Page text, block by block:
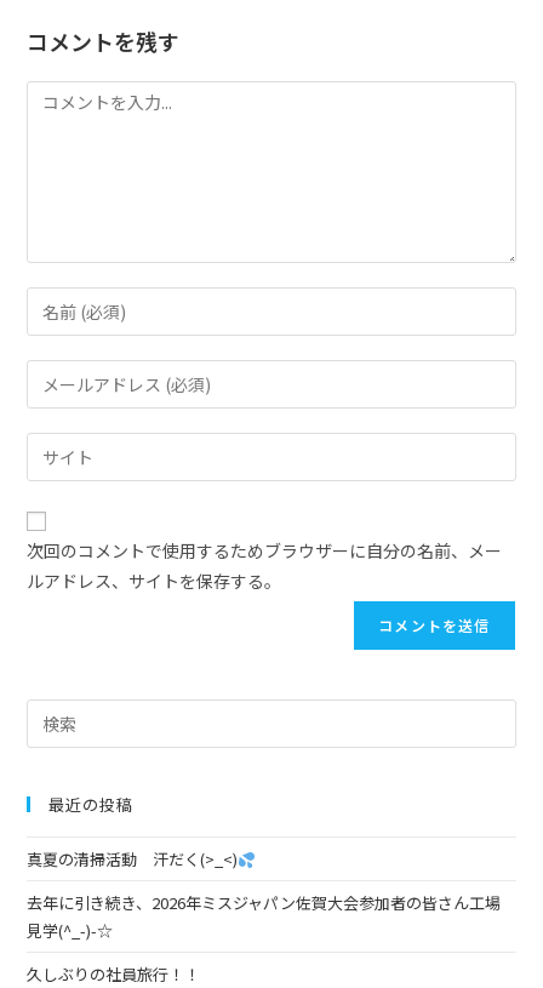
コメントを残す
次回のコメントで使用するためブラウザーに自分の名前、メー
ルアドレス、サイトを保存する。
最近の投稿
真夏の清掃活動 汗だく(>_<)
去年に引き続き、2026年ミスジャパン佐賀大会参加者の皆さん工場
見学(^_-)-☆
久しぶりの社員旅行！！